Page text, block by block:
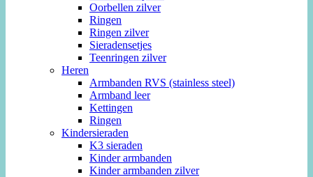
Oorbellen zilver
Ringen
Ringen zilver
Sieradensetjes
Teenringen zilver
Heren
Armbanden RVS (stainless steel)
Armband leer
Kettingen
Ringen
Kindersieraden
K3 sieraden
Kinder armbanden
Kinder armbanden zilver